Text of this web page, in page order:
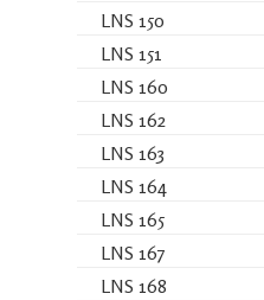
LNS 150
LNS 151
LNS 160
LNS 162
LNS 163
LNS 164
LNS 165
LNS 167
LNS 168